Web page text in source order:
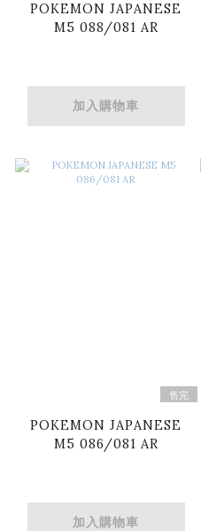
POKEMON JAPANESE
M5 088/081 AR
加入購物車
售完
POKEMON JAPANESE
M5 086/081 AR
加入購物車